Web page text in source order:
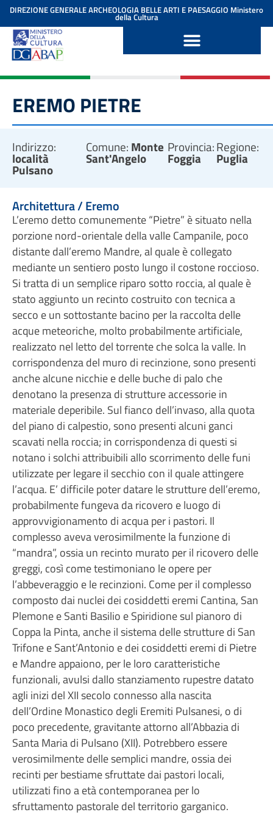
contenuto
DIREZIONE GENERALE ARCHEOLOGIA BELLE ARTI E PAESAGGIO Ministero
della Cultura
EREMO PIETRE
Indirizzo:
località
Pulsano
Comune: Monte
Sant'Angelo
Provincia:
Foggia
Regione:
Puglia
Architettura / Eremo
L’eremo detto comunemente “Pietre” è situato nella
porzione nord-orientale della valle Campanile, poco
distante dall’eremo Mandre, al quale è collegato
mediante un sentiero posto lungo il costone roccioso.
Si tratta di un semplice riparo sotto roccia, al quale è
stato aggiunto un recinto costruito con tecnica a
secco e un sottostante bacino per la raccolta delle
acque meteoriche, molto probabilmente artificiale,
realizzato nel letto del torrente che solca la valle. In
corrispondenza del muro di recinzione, sono presenti
anche alcune nicchie e delle buche di palo che
denotano la presenza di strutture accessorie in
materiale deperibile. Sul fianco dell’invaso, alla quota
del piano di calpestio, sono presenti alcuni ganci
scavati nella roccia; in corrispondenza di questi si
notano i solchi attribuibili allo scorrimento delle funi
utilizzate per legare il secchio con il quale attingere
l’acqua. E’ difficile poter datare le strutture dell’eremo,
probabilmente fungeva da ricovero e luogo di
approvvigionamento di acqua per i pastori. Il
complesso aveva verosimilmente la funzione di
“mandra”, ossia un recinto murato per il ricovero delle
greggi, così come testimoniano le opere per
l’abbeveraggio e le recinzioni. Come per il complesso
composto dai nuclei dei cosiddetti eremi Cantina, San
Plemone e Santi Basilio e Spiridione sul pianoro di
Coppa la Pinta, anche il sistema delle strutture di San
Trifone e Sant’Antonio e dei cosiddetti eremi di Pietre
e Mandre appaiono, per le loro caratteristiche
funzionali, avulsi dallo stanziamento rupestre datato
agli inizi del XII secolo connesso alla nascita
dell’Ordine Monastico degli Eremiti Pulsanesi, o di
poco precedente, gravitante attorno all’Abbazia di
Santa Maria di Pulsano (XII). Potrebbero essere
verosimilmente delle semplici mandre, ossia dei
recinti per bestiame sfruttate dai pastori locali,
utilizzati fino a età contemporanea per lo
sfruttamento pastorale del territorio garganico.